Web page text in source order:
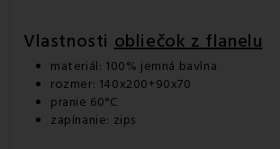
Vlastnosti obliečok z flanelu
materiál: 100% jemná bavlna
rozmer: 140x200+90x70
pranie 60°C
zapínanie: zips